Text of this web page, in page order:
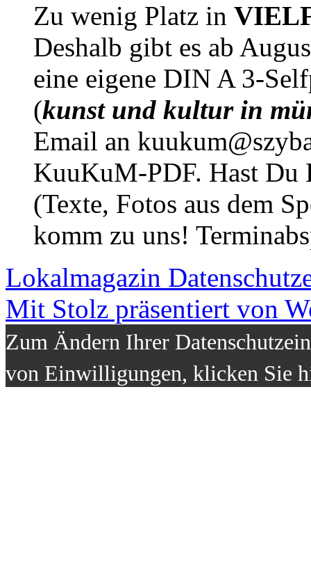
Zu wenig Platz in
Deshalb gibt es ab
eine eigene DIN A 3-
(kunst und kultur in
Email an
KuuKuM-PDF. Hast Du
(Texte, Fotos aus dem
komm zu uns!
Lokalmagazin
Mit Stolz präsentiert von
Zum Ändern Ihrer
von Einwilligungen, klicken Sie